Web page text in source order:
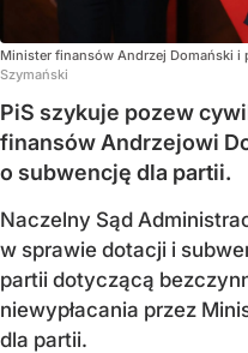
Minister finansów Andrzej Domański i
Szymański
PiS szykuje pozew
finansów Andrzejowi
o subwencję dla partii.
Naczelny Sąd
w sprawie dotacji i
partii dotyczącą
niewypłacania przez
dla partii.